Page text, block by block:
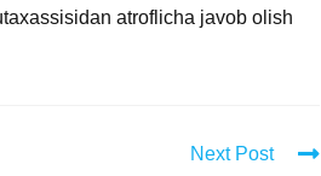
atroflicha javob olish
Next Post